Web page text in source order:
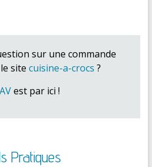
sur une commande
site cuisine-a-crocs ?
est par ici !
Pratiques